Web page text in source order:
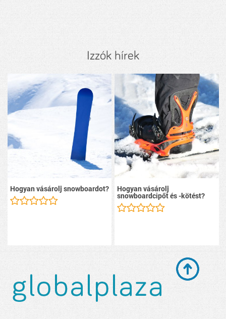
Izzók hírek
Hogyan vásárolj snowboardot? Hogyan vásárolj
snowboardcipőt és -kötést?